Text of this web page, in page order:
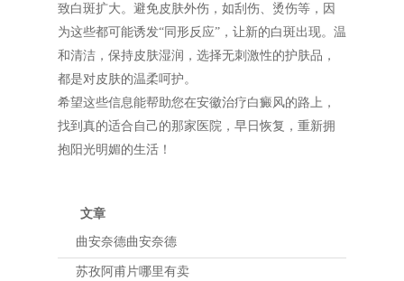
致白斑扩大。避免皮肤外伤，如刮伤、烫伤等，因
为这些都可能诱发“同形反应”，让新的白斑出现。温
和清洁，保持皮肤湿润，选择无刺激性的护肤品，
都是对皮肤的温柔呵护。
希望这些信息能帮助您在安徽治疗白癜风的路上，
找到真的适合自己的那家医院，早日恢复，重新拥
抱阳光明媚的生活！
文章
曲安奈德曲安奈德
苏孜阿甫片哪里有卖